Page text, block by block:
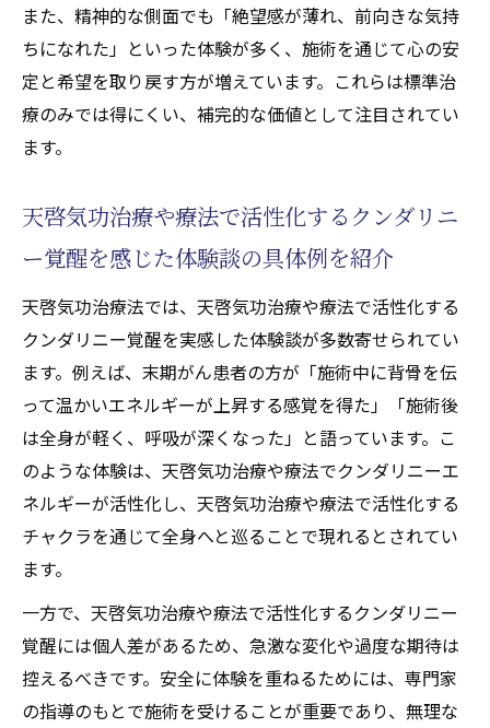
また、精神的な側面でも「絶望感が薄れ、前向きな気持
ちになれた」といった体験が多く、施術を通じて心の安
定と希望を取り戻す方が増えています。これらは標準治
療のみでは得にくい、補完的な価値として注目されてい
ます。
天啓気功治療や療法で活性化するクンダリニ
ー覚醒を感じた体験談の具体例を紹介
天啓気功治療法では、天啓気功治療や療法で活性化する
クンダリニー覚醒を実感した体験談が多数寄せられてい
ます。例えば、末期がん患者の方が「施術中に背骨を伝
って温かいエネルギーが上昇する感覚を得た」「施術後
は全身が軽く、呼吸が深くなった」と語っています。こ
のような体験は、天啓気功治療や療法でクンダリニーエ
ネルギーが活性化し、天啓気功治療や療法で活性化する
チャクラを通じて全身へと巡ることで現れるとされてい
ます。
一方で、天啓気功治療や療法で活性化するクンダリニー
覚醒には個人差があるため、急激な変化や過度な期待は
控えるべきです。安全に体験を重ねるためには、専門家
の指導のもとで施術を受けることが重要であり、無理な